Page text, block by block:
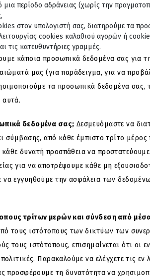
περίοδο αδράνειας (χωρίς την
στον υπολογιστή σας, διατηρούμε τα
cookies καλαθιού αγορών ή
τις κατευθυντήριες γραμμές.
κάποια προσωπικά δεδομένα σας για
μας (για παράδειγμα, για να
τα προσωπικά δεδομένα
αυτά.
δεδομένα σας; Δεσμευόμαστε να
σύμβασης, από κάθε έμπιστο τρίτο
δυνατή προσπάθεια να
για να αποτρέψουμε κάθε μη
εγγυηθούμε την ασφάλεια των
τρίτων μερών και σύνδεση από
τους ιστότοπους των δικτύων των
τους ιστότοπους, επισημαίνεται ότι οι
Παρακαλούμε να ελέγχετε τις
προσφέρουμε τη δυνατότητα να